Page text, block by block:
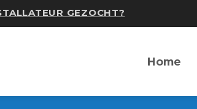
GEZOCHT?
Home